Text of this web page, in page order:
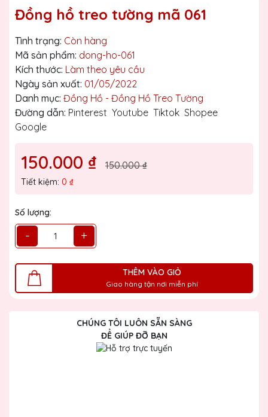
Đồng hồ treo tường mã 061
Tình trạng: Còn hàng
Mã sản phẩm: dong-ho-061
Kích thước: Làm theo yêu cầu
Ngày sản xuất: 01/05/2022
Danh mục: Đồng Hồ - Đồng Hồ Treo Tường
Đường dẫn: Pinterest Youtube Tiktok Shopee
Google
150.000 ₫ 150.000 ₫
Tiết kiệm: 0 ₫
Số lượng:
- +
THÊM VÀO GIỎ
Giao hàng tận nơi miễn phí
CHÚNG TÔI LUÔN SẴN SÀNG
ĐỂ GIÚP ĐỠ BẠN